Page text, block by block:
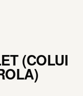
(COLUI